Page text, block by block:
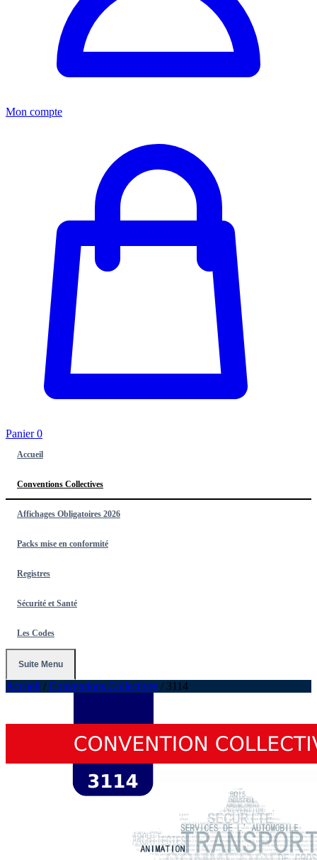
Mon compte
Panier0
Accueil
Conventions Collectives
Affichages Obligatoires 2026
Packs mise en conformité
Registres
Sécurité et Santé
Les Codes
Suite Menu
Accueil / Conventions Collectives / 3114